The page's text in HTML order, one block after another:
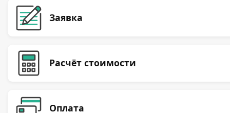
Заявка
Расчёт стоимости
Оплата